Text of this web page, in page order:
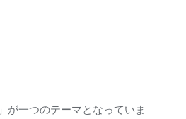
が一つのテーマとなっていま